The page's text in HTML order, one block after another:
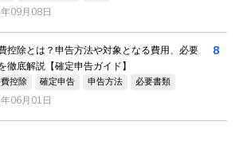
09月08日
控除とは？申告方法や対象となる費用、必要
徹底解説【確定申告ガイド】
控除 確定申告 申告方法 必要書類
06月01日
8